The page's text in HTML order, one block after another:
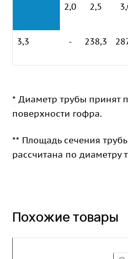
2,0 2,5
3,3 - 238,3
* Диаметр трубы принят
поверхности гофра.
** Площадь сечения
рассчитана по диаметру
Похожие товары